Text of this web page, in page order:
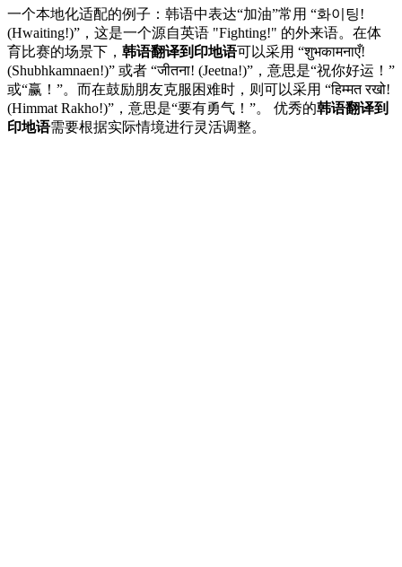
一个本地化适配的例子：韩语中表达“加油”常用 “화이팅!
(Hwaiting!)”，这是一个源自英语 "Fighting!" 的外来语。在体
育比赛的场景下， 韩语翻译到印地语可以采用 “शुभकामनाएँ!
(Shubhkamnaen!)” 或者 “जीतना! (Jeetna!)”，意思是“祝你好运！”
或“赢！”。而在鼓励朋友克服困难时，则可以采用 “हिम्मत रखो!
(Himmat Rakho!)”，意思是“要有勇气！”。 优秀的韩语翻译到
印地语需要根据实际情境进行灵活调整。